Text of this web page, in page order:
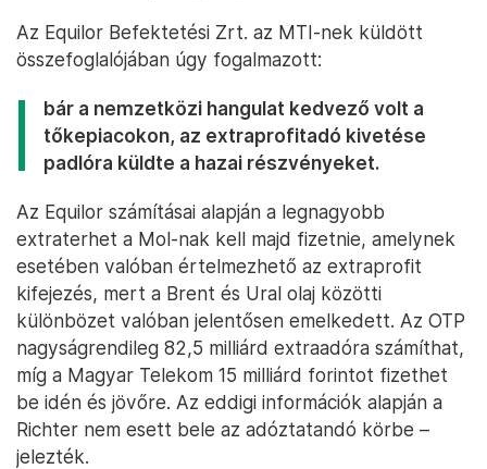
Az Equilor Befektetési Zrt. az MTI-nek küldött
összefoglalójában úgy fogalmazott:
bár a nemzetközi hangulat kedvező volt a
tőkepiacokon, az extraprofitadó kivetése
padlóra küldte a hazai részvényeket.
Az Equilor számításai alapján a legnagyobb
extraterhet a Mol-nak kell majd fizetnie, amelynek
esetében valóban értelmezhető az extraprofit
kifejezés, mert a Brent és Ural olaj közötti
különbözet valóban jelentősen emelkedett. Az OTP
nagyságrendileg 82,5 milliárd extraadóra számíthat,
míg a Magyar Telekom 15 milliárd forintot fizethet
be idén és jövőre. Az eddigi információk alapján a
Richter nem esett bele az adóztatandó körbe –
jelezték.